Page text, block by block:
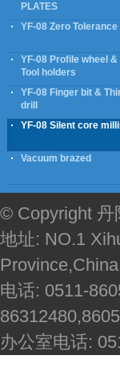
PLATES
YF-08 Zero Tolerance
YF-08 Profile wheel &
Tool holders
YF-08 Finger bit &
drill
YF-08 Silent core
Vacuum brazed
© Copyright 丹
地址: NO.1
Province,China
电话: 0511-
办公室电话: